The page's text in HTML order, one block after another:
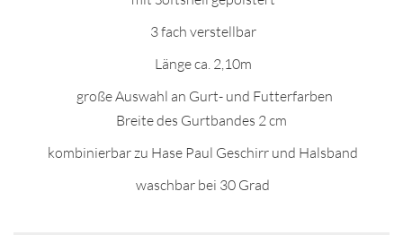
3 fach verstellbar
Länge ca. 2,10m
große Auswahl an Gurt- und Futterfarben
Breite des Gurtbandes 2 cm
kombinierbar zu Hase Paul Geschirr und Halsband
waschbar bei 30 Grad